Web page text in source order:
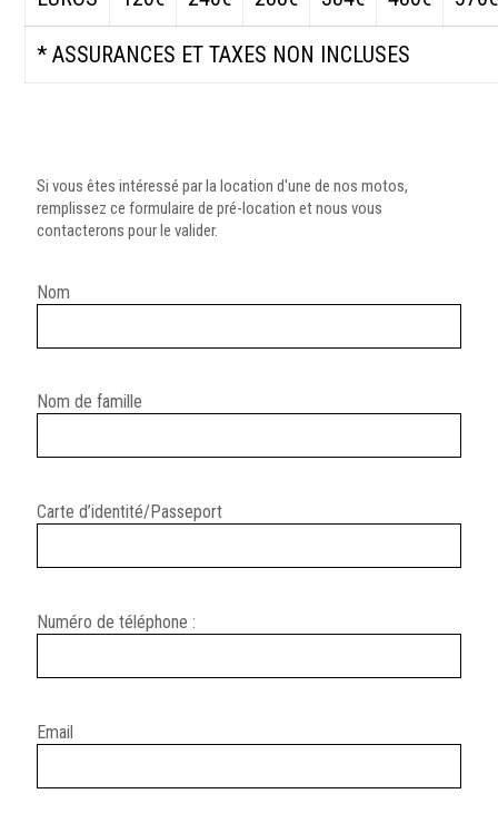
* ASSURANCES ET TAXES NON INCLUSES
Si vous êtes intéressé par la location d'une de nos motos,
remplissez ce formulaire de pré-location et nous vous
contacterons pour le valider.
Nom
Nom de famille
Carte d’identité/Passeport
Numéro de téléphone :
Email